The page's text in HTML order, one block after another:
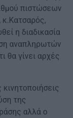
πιστώσεων
κ.Κατσαρός,
η διαδικασία
αναπληρωτών
θα γίνει αρχές
της
αλλά ο